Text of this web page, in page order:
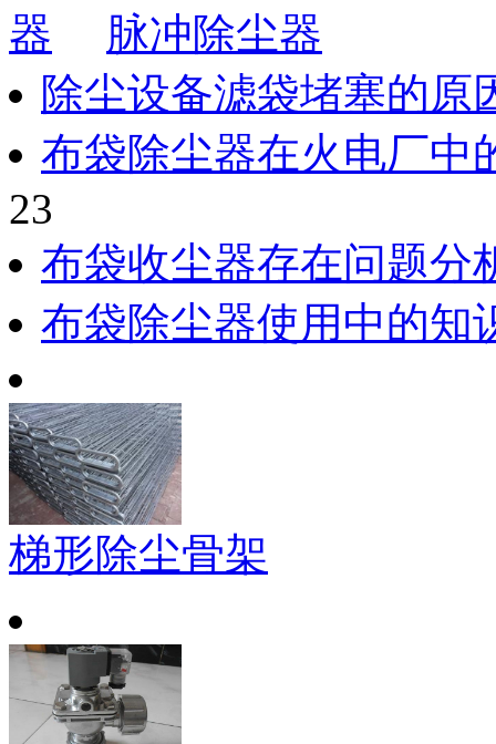
器
脉冲除尘器
除尘设备滤袋堵塞的原
布袋除尘器在火电厂中
23
布袋收尘器存在问题分
布袋除尘器使用中的知
梯形除尘骨架